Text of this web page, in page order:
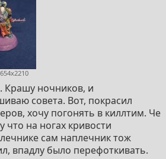
Крашу ночников, и
совета. Вот, покрасил
хочу погонять в киллтим. Че
что на ногах кривости
сам наплечник тож
впадлу было перефоткивать.